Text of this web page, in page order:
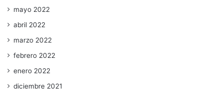
mayo 2022
abril 2022
marzo 2022
febrero 2022
enero 2022
diciembre 2021